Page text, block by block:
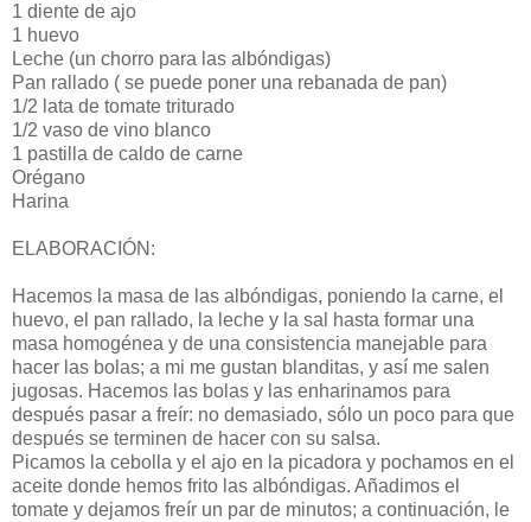
1 diente de ajo
1 huevo
Leche (un chorro para las albóndigas)
Pan rallado ( se puede poner una rebanada de pan)
1/2 lata de tomate triturado
1/2 vaso de vino blanco
1 pastilla de caldo de carne
Orégano
Harina
ELABORACIÓN:
Hacemos la masa de las albóndigas, poniendo la carne, el
huevo, el pan rallado, la leche y la sal hasta formar una
masa homogénea y de una consistencia manejable para
hacer las bolas; a mi me gustan blanditas, y así me salen
jugosas. Hacemos las bolas y las enharinamos para
después pasar a freír: no demasiado, sólo un poco para que
después se terminen de hacer con su salsa.
Picamos la cebolla y el ajo en la picadora y pochamos en el
aceite donde hemos frito las albóndigas. Añadimos el
tomate y dejamos freír un par de minutos; a continuación, le